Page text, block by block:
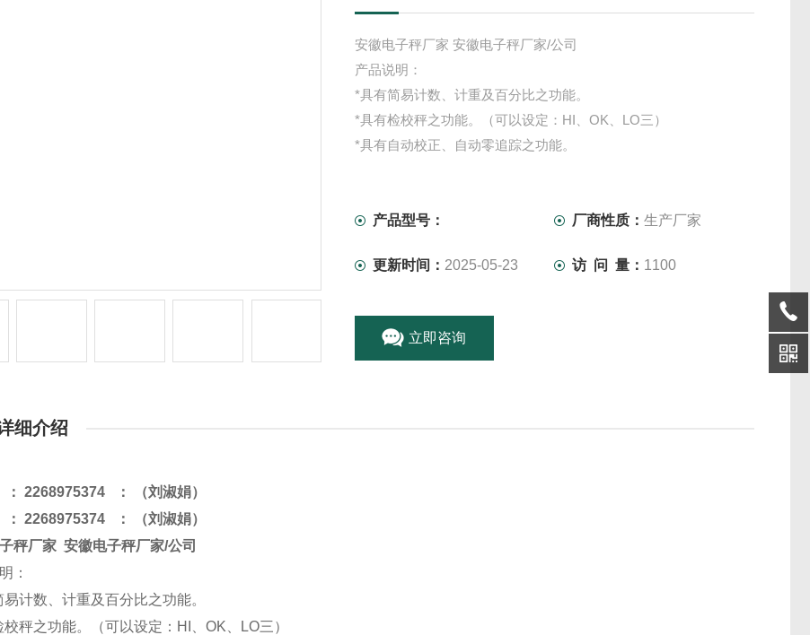
安徽电子秤厂家 安徽电子秤厂家/公司
产品说明：
*具有简易计数、计重及百分比之功能。
*具有检校秤之功能。（可以设定：HI、OK、LO三）
*具有自动校正、自动零追踪之功能。
*具有双色LED充电指示，可清楚指示充电状况。
产品型号： 厂商性质：生产厂家
更新时间： 2025-05-23 访 问 量： 1100
立即咨询
细介绍
：2268975374 ：
（刘淑娟）
：2268975374 ：
（刘淑娟）
秤厂家 安徽电子秤厂家/公司
：
计数、计重及百分比之功能。
校秤之功能。（可以设定：HI、OK、LO三）